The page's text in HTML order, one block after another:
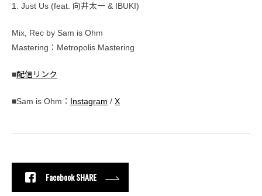
1. Just Us (feat. 向井太一 & IBUKI)
Mix, Rec by Sam is Ohm
Mastering：Metropolis Mastering
■配信リンク
■Sam is Ohm： Instagram / X
Facebook SHARE